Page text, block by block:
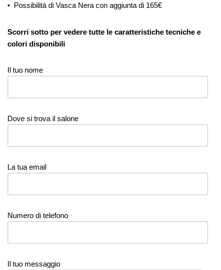
• Possibilità di Vasca Nera con aggiunta di 165€
Scorri sotto per vedere tutte le caratteristiche tecniche e
colori disponibili
Il tuo nome
Dove si trova il salone
La tua email
Numero di telefono
Il tuo messaggio